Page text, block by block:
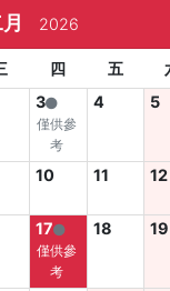
2026
四 五
3
僅供參
考
4 5
10 11 12
17
僅供參
考
18 19